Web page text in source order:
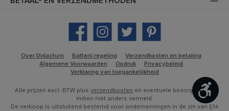
Facebook Instagram Twitter Pinterest
Over Didactum Batterij regeling
Verzendkosten en betaling
Algemene Voorwaarden
Opdruk
Privacybeleid
Verklaring van toegankelijkheid
Alle prijzen excl. BTW plus verzendkosten en eventuele bezorgkosten,
indien niet anders vermeld.
De verkoop is uitsluitend bestemd voor ondernemingen in de zin van §14